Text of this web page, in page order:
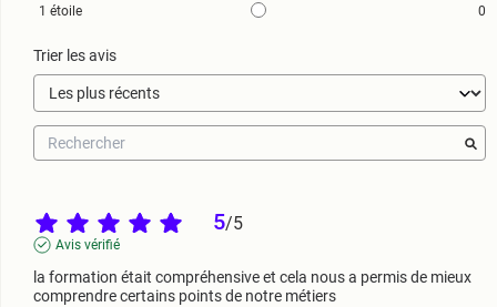
1 étoile 0
Trier les avis
5/5
Avis vérifié
la formation était compréhensive et cela nous a permis de mieux
comprendre certains points de notre métiers